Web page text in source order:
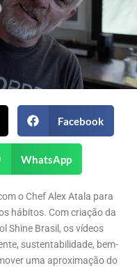
Facebook
WhatsApp
o Chef Alex Atala para
hábitos. Com criação da
Shine Brasil, os vídeos
sustentabilidade, bem-
uma aproximação do